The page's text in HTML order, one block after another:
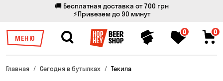
🚚 Бесплатная доставка от 700 грн
⚡Привезем до 90 минут
МЕНЮ
0 0
Главная Сегодня в бутылках Текила